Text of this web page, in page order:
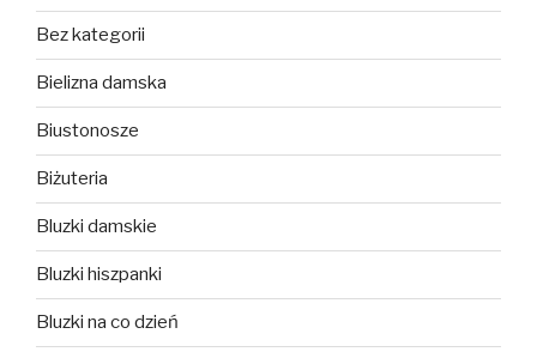
Bez kategorii
Bielizna damska
Biustonosze
Biżuteria
Bluzki damskie
Bluzki hiszpanki
Bluzki na co dzień